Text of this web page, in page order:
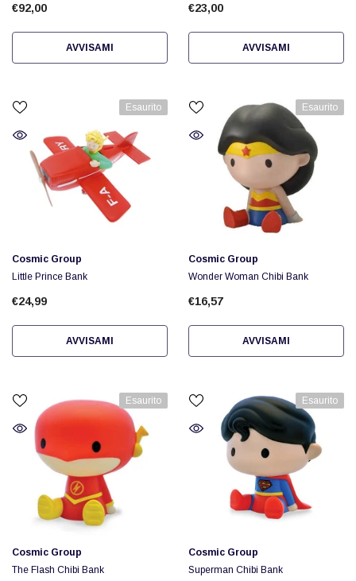
€92,00
AVVISAMI
€23,00
AVVISAMI
Esaurito
Fornitore:
Cosmic Group
Little Prince Bank
€24,99
AVVISAMI
Esaurito
Fornitore:
Cosmic Group
Wonder Woman Chibi Bank
€16,57
AVVISAMI
Esaurito
Fornitore:
Cosmic Group
The Flash Chibi Bank
Esaurito
Fornitore:
Cosmic Group
Superman Chibi Bank